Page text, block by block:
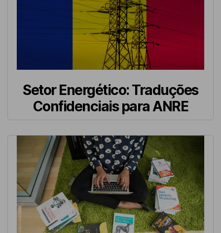
Setor Energético: Traduções
Confidenciais para ANRE